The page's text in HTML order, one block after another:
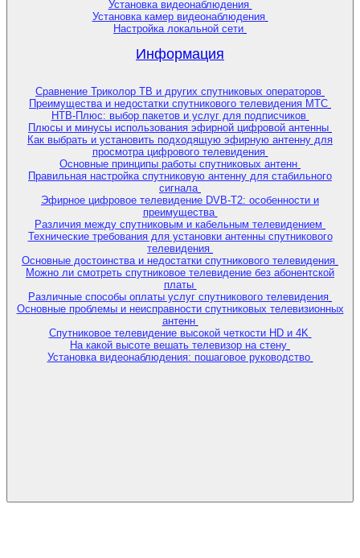
Установка видеонаблюдения
Установка камер видеонаблюдения
Настройка локальной сети
Информация
Сравнение Триколор ТВ и других спутниковых операторов
Преимущества и недостатки спутникового телевидения МТС
НТВ-Плюс: выбор пакетов и услуг для подписчиков
Плюсы и минусы использования эфирной цифровой антенны
Как выбрать и установить подходящую эфирную антенну для
просмотра цифрового телевидения
Основные принципы работы спутниковых антенн
Правильная настройка спутниковую антенну для стабильного
сигнала
Эфирное цифровое телевидение DVB-T2: особенности и
преимущества
Различия между спутниковым и кабельным телевидением
Технические требования для установки антенны спутникового
телевидения
Основные достоинства и недостатки спутникового телевидения
Можно ли смотреть спутниковое телевидение без абонентской
платы
Различные способы оплаты услуг спутникового телевидения
Основные проблемы и неисправности спутниковых телевизионных
антенн
Спутниковое телевидение высокой четкости HD и 4K
На какой высоте вешать телевизор на стену
Установка видеонаблюдения: пошаговое руководство